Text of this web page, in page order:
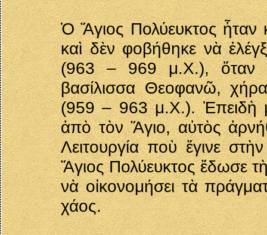
Ὁ Ἅγιος Πολύευκτος ἦταν
καὶ δὲν φοβήθηκε νὰ
(963 – 969 μ.Χ.), ὅταν
βασίλισσα Θεοφανῶ,
(959 – 963 μ.Χ.). Ἐπειδὴ
ἀπὸ τὸν Ἅγιο, αὐτὸς
Λειτουργία ποὺ ἔγινε
Ἅγιος Πολύευκτος ἔδωσε
νὰ οἰκονομήσει τὰ
χάος.